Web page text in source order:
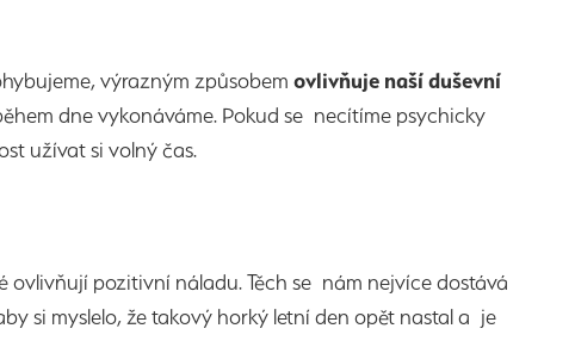
výrazným způsobem ovlivňuje naší duševní
dne vykonáváme. Pokud se necítíme psychicky
užívat si volný čas.
ovlivňují pozitivní náladu. Těch se nám nejvíce dostává
si myslelo, že takový horký letní den opět nastal a je